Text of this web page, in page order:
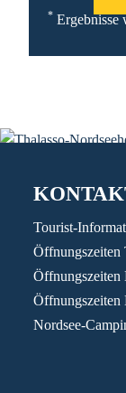
* Ergebnisse
Tourist-
Öffnungszeiten
Öffnungszeiten
Öffnungszeiten
Nordsee-